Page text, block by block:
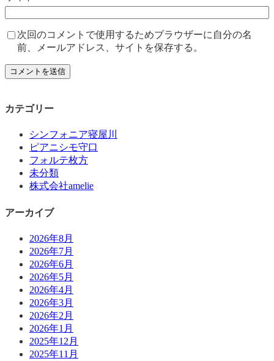
次回のコメントで使用するためブラウザーに自分の名
前、メールアドレス、サイトを保存する。
カテゴリー
シンフォニア寝屋川
ピアニシモ守口
フォルテ枚方
未分類
株式会社amelie
アーカイブ
2026年8月
2026年7月
2026年6月
2026年5月
2026年4月
2026年3月
2026年2月
2026年1月
2025年12月
2025年11月